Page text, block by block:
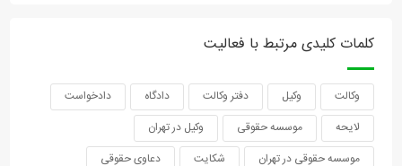
کلمات کلیدی مرتبط با فعالیت
وکالت وکیل دفتر وکالت دادگاه
دادخواست
لایحه
موسسه حقوقی
وکیل در تهران
موسسه حقوقی در تهران
شکایت دعاوی حقوقی